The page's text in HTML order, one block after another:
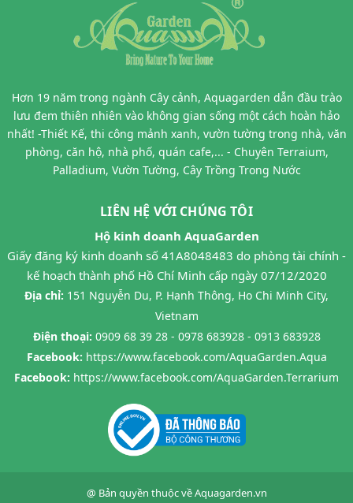
Hơn 19 năm trong ngành Cây cảnh, Aquagarden dẫn đầu trào
lưu đem thiên nhiên vào không gian sống một cách hoàn hảo
nhất! -Thiết Kế, thi công mảnh xanh, vườn tường trong nhà, văn
phòng, căn hộ, nhà phố, quán cafe,... - Chuyên Terraium,
Palladium, Vườn Tường, Cây Trồng Trong Nước
LIÊN HỆ VỚI CHÚNG TÔI
Hộ kinh doanh AquaGarden
Giấy đăng ký kinh doanh số 41A8048483 do phòng tài chính -
kế hoạch thành phố Hồ Chí Minh cấp ngày 07/12/2020
Địa chỉ: 151 Nguyễn Du, P. Hạnh Thông, Ho Chi Minh City,
Vietnam
Điện thoại: 0909 68 39 28 - 0978 683928 - 0913 683928
Facebook: https://www.facebook.com/AquaGarden.Aqua
Facebook: https://www.facebook.com/AquaGarden.Terrarium
@ Bản quyền thuộc vềAquagarden.vn